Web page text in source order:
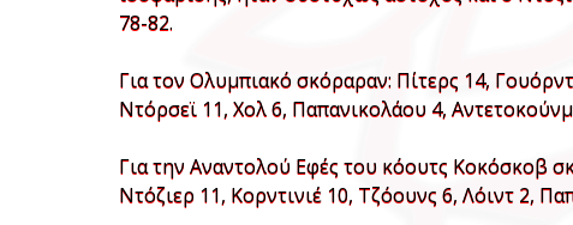
78-82.
Για τον Ολυμπιακό σκόραραν: Πίτερς 14,
Ντόρσεϊ 11, Χολ 6, Παπανικολάου 4,
Για την Αναντολού Εφές του κόουτς Κοκόσκοβ
Ντόζιερ 11, Κορντινιέ 10, Τζόουνς 6, Λόιντ 2,